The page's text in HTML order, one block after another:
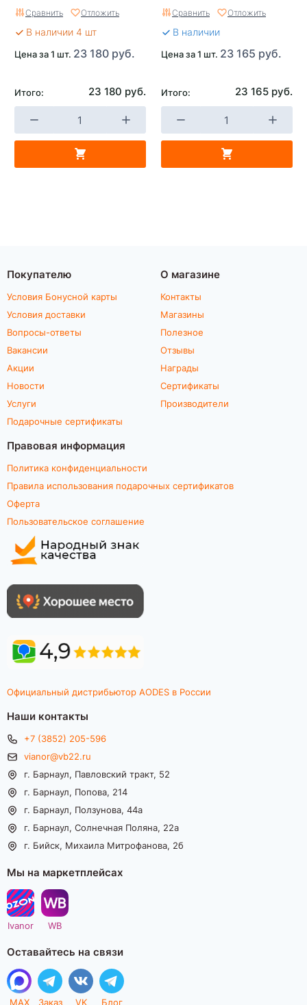
Сравнить Отложить
В наличии 4 шт
Цена за 1 шт. 23 180 руб.
Итого: 23 180 руб.
Сравнить Отложить
В наличии
Цена за 1 шт. 23 165 руб.
Итого: 23 165 руб.
Покупателю
Условия Бонусной карты
Условия доставки
Вопросы-ответы
Вакансии
Акции
Новости
Услуги
Подарочные сертификаты
О магазине
Контакты
Магазины
Полезное
Отзывы
Награды
Сертификаты
Производители
Правовая информация
Политика конфиденциальности
Правила использования подарочных сертификатов
Оферта
Пользовательское соглашение
Официальный дистрибьютор AODES в России
Наши контакты
+7 (3852) 205-596
vianor@vb22.ru
г. Барнаул, Павловский тракт, 52
г. Барнаул, Попова, 214
г. Барнаул, Ползунова, 44а
г. Барнаул, Солнечная Поляна, 22а
г. Бийск, Михаила Митрофанова, 2б
Мы на маркетплейсах
Ivanor WB
Оставайтесь на связи
MAX Заказ VK Блог